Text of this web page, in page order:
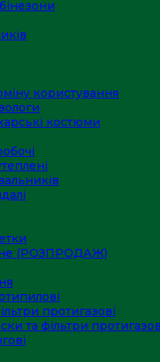
користування
костюми
(РОЗПРОДАЖ)
протигазові
та фільтри